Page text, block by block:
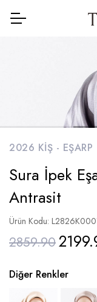
2026 KIŞ - EŞARP
Sura İpek
Antrasit
Ürün Kodu:
2859.90
Diğer Renkler